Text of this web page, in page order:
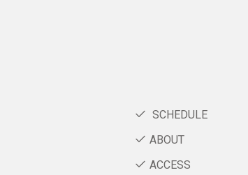
SCHEDULE
ABOUT
ACCESS